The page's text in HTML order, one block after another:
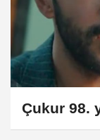
Çukur 98.